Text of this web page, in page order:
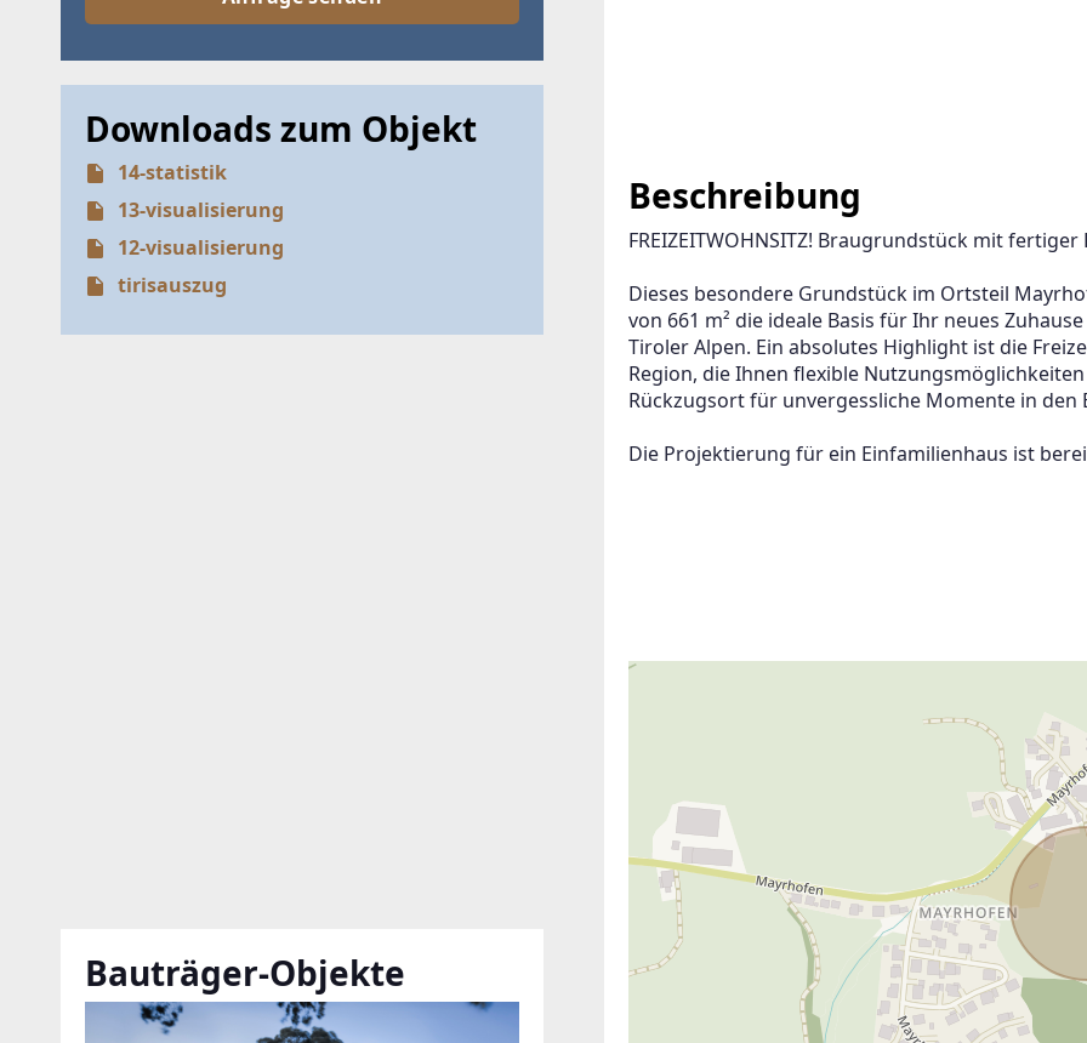
Beschreibung
FREIZEITWOHNSITZ! Braugrundstück mit
Dieses besondere Grundstück im Ortsteil
von 661 m² die ideale Basis für Ihr neues
Tiroler Alpen. Ein absolutes Highlight ist die
Region, die Ihnen flexible
Rückzugsort für unvergessliche Momente in den
Die Projektierung für ein Einfamilienhaus ist
ANBIETER KONTAKTIEREN
Downloads zum Objekt
14-statistik
13-visualisierung
12-visualisierung
tirisauszug
Bauträger-Objekte